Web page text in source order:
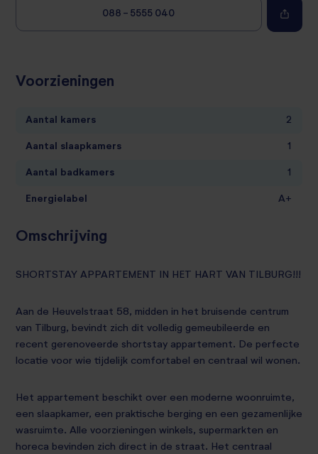
088 - 5555 040
Voorzieningen
Aantal kamers 2
Aantal slaapkamers 1
Aantal badkamers 1
Energielabel A+
Omschrijving
SHORTSTAY APPARTEMENT IN HET HART VAN TILBURG!!!
Aan de Heuvelstraat 58, midden in het bruisende centrum
van Tilburg, bevindt zich dit volledig gemeubileerde en
recent gerenoveerde shortstay appartement. De perfecte
locatie voor wie tijdelijk comfortabel en centraal wil wonen.
Het appartement beschikt over een moderne woonruimte,
een slaapkamer, een praktische berging en een gezamenlijke
wasruimte. Alle voorzieningen winkels, supermarkten en
horeca bevinden zich direct in de straat. Het centraal